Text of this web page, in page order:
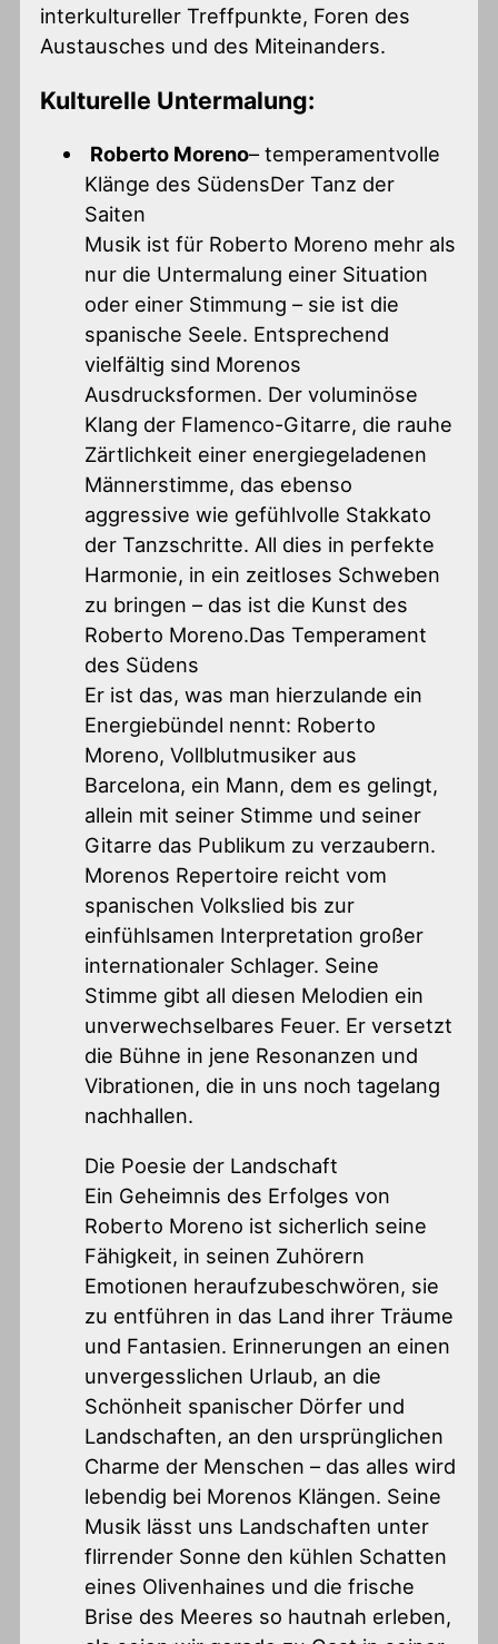
interkultureller Treffpunkte, Foren des
Austausches und des Miteinanders.
Kulturelle Untermalung:
Roberto Moreno– temperamentvolle
Klänge des SüdensDer Tanz der
Saiten
Musik ist für Roberto Moreno mehr als
nur die Untermalung einer Situation
oder einer Stimmung – sie ist die
spanische Seele. Entsprechend
vielfältig sind Morenos
Ausdrucksformen. Der voluminöse
Klang der Flamenco-Gitarre, die rauhe
Zärtlichkeit einer energiegeladenen
Männerstimme, das ebenso
aggressive wie gefühlvolle Stakkato
der Tanzschritte. All dies in perfekte
Harmonie, in ein zeitloses Schweben
zu bringen – das ist die Kunst des
Roberto Moreno.Das Temperament
des Südens
Er ist das, was man hierzulande ein
Energiebündel nennt: Roberto
Moreno, Vollblutmusiker aus
Barcelona, ein Mann, dem es gelingt,
allein mit seiner Stimme und seiner
Gitarre das Publikum zu verzaubern.
Morenos Repertoire reicht vom
spanischen Volkslied bis zur
einfühlsamen Interpretation großer
internationaler Schlager. Seine
Stimme gibt all diesen Melodien ein
unverwechselbares Feuer. Er versetzt
die Bühne in jene Resonanzen und
Vibrationen, die in uns noch tagelang
nachhallen.
Die Poesie der Landschaft
Ein Geheimnis des Erfolges von
Roberto Moreno ist sicherlich seine
Fähigkeit, in seinen Zuhörern
Emotionen heraufzubeschwören, sie
zu entführen in das Land ihrer Träume
und Fantasien. Erinnerungen an einen
unvergesslichen Urlaub, an die
Schönheit spanischer Dörfer und
Landschaften, an den ursprünglichen
Charme der Menschen – das alles wird
lebendig bei Morenos Klängen. Seine
Musik lässt uns Landschaften unter
flirrender Sonne den kühlen Schatten
eines Olivenhaines und die frische
Brise des Meeres so hautnah erleben,